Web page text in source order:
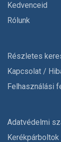
Kedvenceid
Rólunk
Részletes
Kapcsolat /
Felhasználási
Adatvédelmi